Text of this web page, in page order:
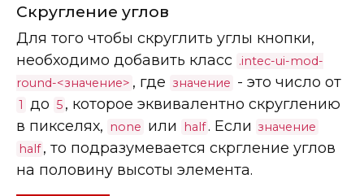
Скругление углов
Для того чтобы скруглить углы кнопки,
необходимо добавить класс .intec-ui-mod-
round-<значение> , где значение - это число от
1 до 5 , которое эквивалентно скруглению
в пикселях,
none или half. Если значение
half , то подразумевается скргление углов
на половину высоты элемента.